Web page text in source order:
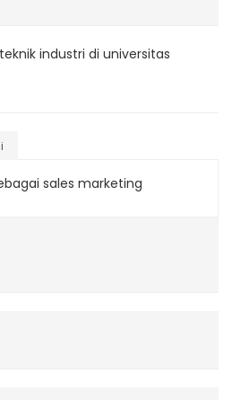
industri di universitas
sales marketing